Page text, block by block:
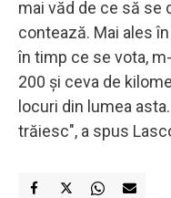
mai văd de ce să se
contează. Mai ales
în timp ce se vota,
200 şi ceva de
locuri din lumea
trăiesc", a spus